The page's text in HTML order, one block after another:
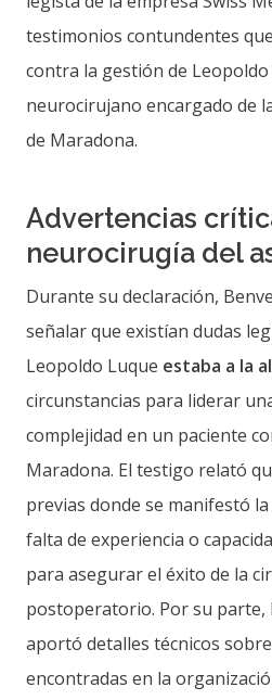
testimonios contundentes
contra la gestión de Leopoldo
neurocirujano encargado de
de Maradona.
Advertencias
neurocirugía del
Durante su declaración,
señalar que existían dudas
Leopoldo Luque estaba a la
circunstancias para liderar
complejidad en un paciente
Maradona. El testigo relató
previas donde se manifestó
falta de experiencia o
para asegurar el éxito de la
postoperatorio. Por su parte,
aportó detalles técnicos
encontradas en la